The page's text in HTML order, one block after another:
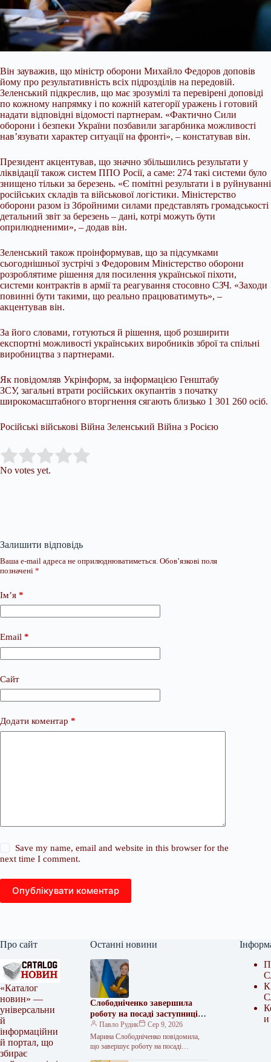
Він зауважив, що міністр оборони Михайло Федоров доповів
йому про результативність всіх підрозділів на передовій.
Зеленський підкреслив, що має зрозумілі та перевірені доповіді
по кожному напрямку і по кожній категорії уражень і готовий
надати відповідні відомості партнерам. «Фактично Сили
оборони і безпеки України позбавили загарбника можливості
нав’язувати характер ситуації на фронті», – констатував він.
Президент акцентував, що значно збільшились результати у
ліквідації також систем ППО Росії, а саме: 274 такі системи було
знищено тільки за березень. «Є помітні результати і в руйнуванні
російських складів та військової логістики. Міністерство
оборони разом із Збройними силами представлять громадськості
детальний звіт за березень – дані, котрі можуть бути
оприлюдненими», – додав він.
Зеленський також проінформував, що за підсумками
сьогоднішньої зустрічі з Федоровим Міністерство оборони
розроблятиме рішення для посилення української піхоти,
системи контрактів в армії та реагування стосовно СЗЧ. «Заходи
повинні бути такими, що реально працюватимуть», –
акцентував він.
За його словами, готуються й рішення, щоб розширити
експортні можливості українських виробників зброї та спільні
виробництва з партнерами.
Як повідомляв Укрінформ, за інформацією Генштабу
ЗСУ, загальні втрати російських окупантів з початку
широкомасштабного вторгнення сягають близько 1 301 260 осіб.
Російські військові Війна Зеленський Війна з Росією
Rate this item:
No votes yet.
Залишити відповідь
Ваша e-mail адреса не оприлюднюватиметься. Обов’язкові поля
позначені *
Ім’я *
Email *
Сайт
Додати коментар *
Save my name, email and website in this browser for the
next time I comment.
Опублікувати коментар
Про сайт
«Каталог
новин» —
універсальни
й
інформаційни
й портал, що
збирає
Останні новини
Слободніченко завершила
роботу на посаді заступниці
міністра охорони здоров’я
Павло Рудик
Сер 9, 2026
Марина Слободніченко повідомила,
що завершує роботу на посаді
и